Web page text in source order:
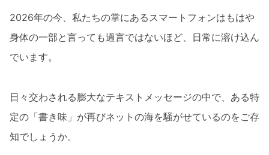
2026年の今、私たちの掌にあるスマートフォンはもはや
身体の一部と言っても過言ではないほど、日常に溶け込ん
でいます。
日々交わされる膨大なテキストメッセージの中で、ある特
定の「書き味」が再びネットの海を騒がせているのをご存
知でしょうか。